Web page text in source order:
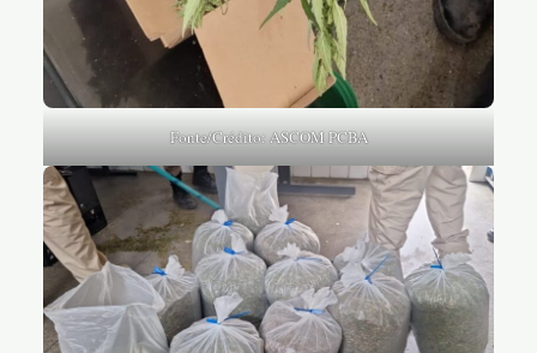
Fonte/Crédito: ASCOM PCBA